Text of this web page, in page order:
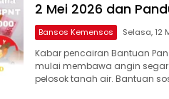
2 Mei 2026 dan
Bansos Kemensos
Kabar pencairan Bantuan
mulai membawa angin
pelosok tanah air. Bantuan